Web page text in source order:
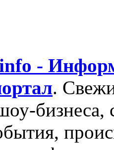
-
.
бизнеса,